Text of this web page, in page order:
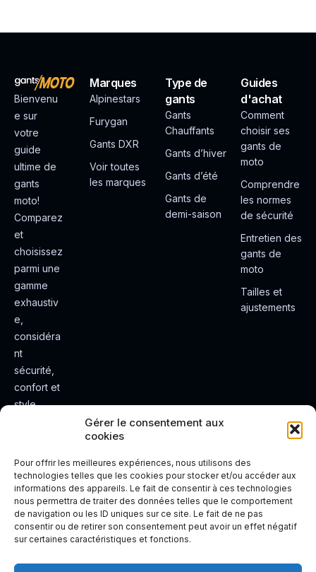
Gérer le consentement aux
cookies
Pour offrir les meilleures expériences, nous utilisons des
technologies telles que les cookies pour stocker et/ou accéder aux
informations des appareils. Le fait de consentir à ces technologies
nous permettra de traiter des données telles que le comportement
de navigation ou les ID uniques sur ce site. Le fait de ne pas
consentir ou de retirer son consentement peut avoir un effet négatif
sur certaines caractéristiques et fonctions.
Bienvenu
e sur
votre
guide
ultime de
gants
moto!
Comparez
et
choisissez
parmi une
gamme
exhaustiv
e,
considéra
nt
sécurité,
confort et
style.
e de
conduite
plus sûre
et plus
agréable.
Marques
Alpinestars
Furygan
Gants DXR
Voir toutes
les marques
Type de
gants
Gants
Chauffants
Gants d’hiver
Gants d’été
Gants de
demi-saison
Guides
d'achat
Comment
choisir ses
gants de
moto
Comprendre
les normes
de sécurité
Entretien des
gants de
moto
Tailles et
ajustements